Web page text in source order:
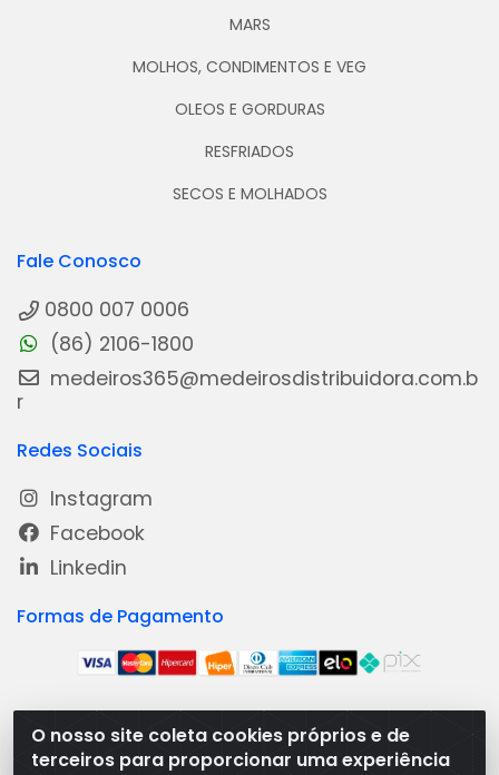
O nosso site coleta cookies próprios e de
terceiros para proporcionar uma experiência
MARS
MOLHOS, CONDIMENTOS E VEG
OLEOS E GORDURAS
RESFRIADOS
SECOS E MOLHADOS
Fale Conosco
0800 007 0006
(86) 2106-1800
medeiros365@medeirosdistribuidora.com.b
r
Redes Sociais
Instagram
Facebook
Linkedin
Formas de Pagamento
Medeiros Distribuidora - Rua Dias Carneiro, 1977 -